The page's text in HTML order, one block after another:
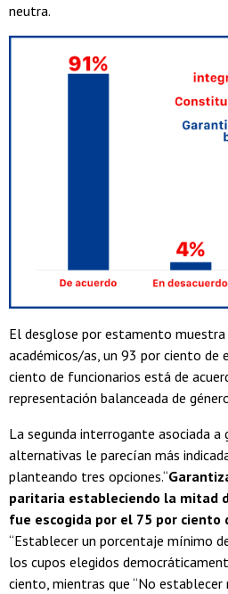
neutra.
El desglose por estamento
académicos/as, un 93 por ciento de
ciento de funcionarios está de
representación balanceada de
La segunda interrogante asociada
alternativas le parecían más
planteando tres opciones.“
paritaria estableciendo la mitad
fue escogida por el 75 por
“Establecer un porcentaje mínimo
los cupos elegidos
ciento, mientras que “No